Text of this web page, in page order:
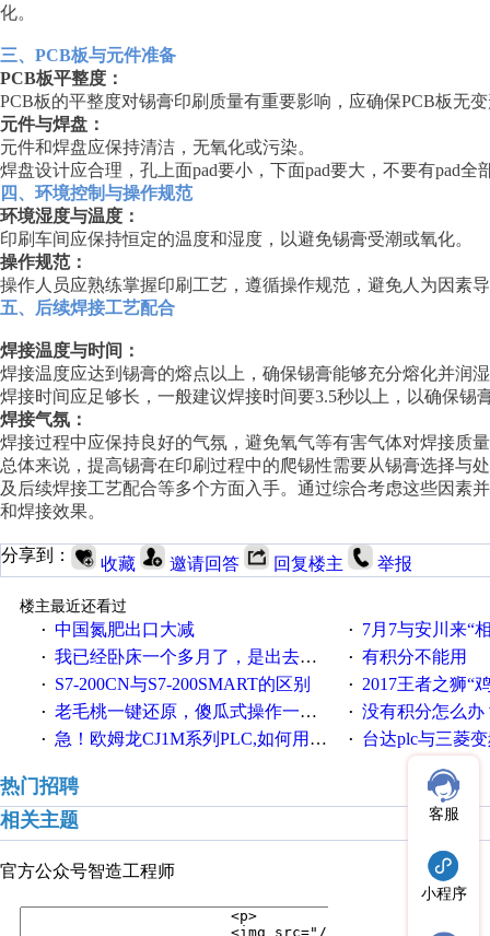
化。
三、PCB板与元件准备
PCB板平整度：
PCB板的平整度对锡膏印刷质量有重要影响，应确保PCB板无
元件与焊盘：
元件和焊盘应保持清洁，无氧化或污染。
焊盘设计应合理，孔上面pad要小，下面pad要大，不要有pad
四、环境控制与操作规范
环境湿度与温度：
印刷车间应保持恒定的温度和湿度，以避免锡膏受潮或氧化。
操作规范：
操作人员应熟练掌握印刷工艺，遵循操作规范，避免人为因素
五、后续焊接工艺配合
焊接温度与时间：
焊接温度应达到锡膏的熔点以上，确保锡膏能够充分熔化并润
焊接时间应足够长，一般建议焊接时间要3.5秒以上，以确保
焊接气氛：
焊接过程中应保持良好的气氛，避免氧气等有害气体对焊接质
总体来说，提高锡膏在印刷过程中的爬锡性需要从锡膏选择与
及后续焊接工艺配合等多个方面入手。通过综合考虑这些因素
和焊接效果。
分享到： 收藏 邀请回答 回复楼主 举报
楼主最近还看过
· 中国氮肥出口大减 · 7月7与安川来“
· 我已经卧床一个多月了，是出去安装机械手在高速遭遇车祸所致:大家工作都要特别注意啊 · 有积分不能用
· S7-200CN与S7-200SMART的区别 · 2017王者之狮“鸡”情签到
· 老毛桃一键还原，傻瓜式操作一键轻松备份还原；程序为向导式安装，一键即可实现自动备份或还原系统。 · 没有积分怎么办
· 急！欧姆龙CJ1M系列PLC,如何用时间控制变频器。要求时间在组态王中可以自由输入！拜托各位大神了！ · 台达plc与三菱
热门招聘
相关主题
官方公众号智造工程师
客服
小程序